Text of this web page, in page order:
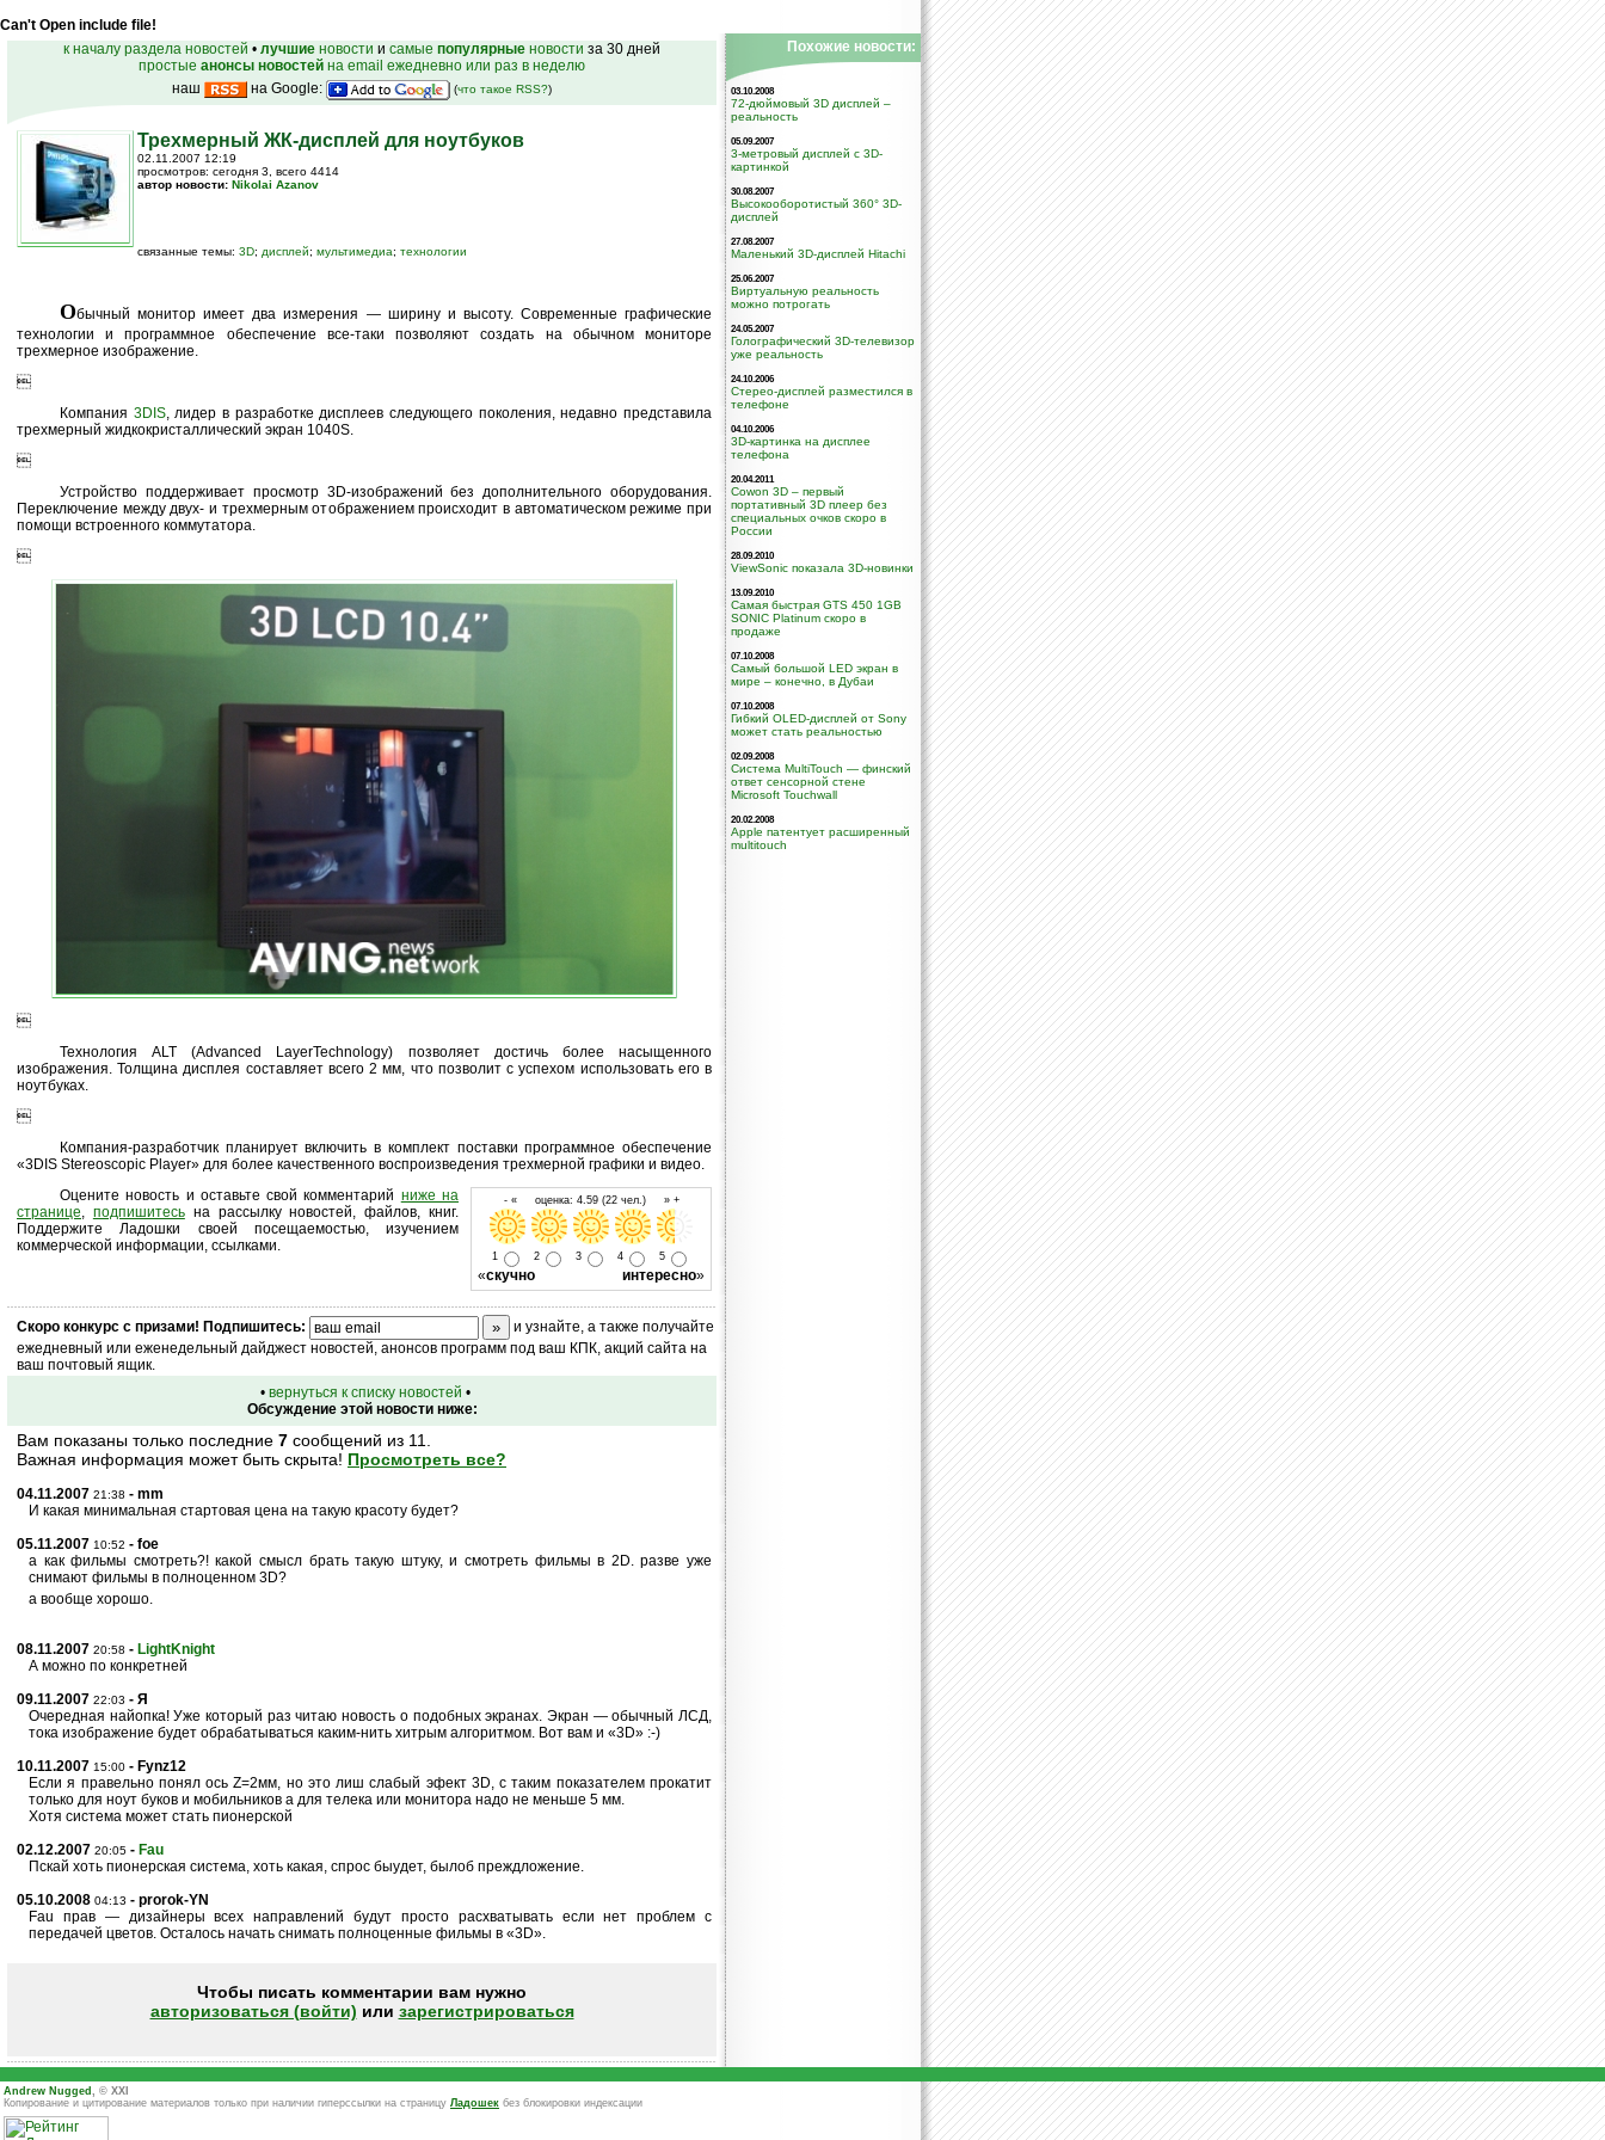
Can't Open include file!
к началу раздела новостей • лучшие новости и самые популярные новости за 30 дней
простые анонсы новостей на email ежедневно или раз в неделю
наш
на Google: (что такое RSS?)
Трехмерный ЖК-дисплей для ноутбуков
02.11.2007 12:19
просмотров: сегодня 3, всего 4414
автор новости: Nikolai Azanov
связанные темы: 3D; дисплей; мультимедиа; технологии
Обычный монитор имеет два измерения — ширину и высоту. Современные графические
технологии и программное обеспечение все-таки позволяют создать на обычном мониторе
трехмерное изображение.

Компания 3DIS, лидер в разработке дисплеев следующего поколения, недавно представила
трехмерный жидкокристаллический экран 1040S.

Устройство поддерживает просмотр 3D-изображений без дополнительного оборудования.
Переключение между двух- и трехмерным отображением происходит в автоматическом режиме при
помощи встроенного коммутатора.


Технология ALT (Advanced LayerTechnology) позволяет достичь более насыщенного
изображения. Толщина дисплея составляет всего 2 мм, что позволит с успехом использовать его в
ноутбуках.

Компания-разработчик планирует включить в комплект поставки программное обеспечение
«3DIS Stereoscopic Player» для более качественного воспроизведения трехмерной графики и видео.
- « оценка: 4.59 (22 чел.) » +
1 2 3 4 5
«скучно интересно»
Оцените новость и оставьте свой комментарий ниже на
странице, подпишитесьна рассылку новостей, файлов, книг.
Поддержите Ладошки своей посещаемостью, изучением
коммерческой информации, ссылками.
Скоро конкурс с призами! Подпишитесь:
и узнайте, а также получайте
ежедневный или еженедельный дайджест новостей, анонсов программ под ваш КПК, акций сайта на
ваш почтовый ящик.
• вернуться к списку новостей •
Обсуждение этой новости ниже:
Вам показаны только последние 7 сообщений из 11.
Важная информация может быть скрыта! Просмотреть все?
04.11.2007 21:38 - mm
И какая минимальная стартовая цена на такую красоту будет?
05.11.2007 10:52 - foe
а как фильмы смотреть?! какой смысл брать такую штуку, и смотреть фильмы в 2D. разве уже
снимают фильмы в полноценном 3D?
а вообще хорошо.
08.11.2007 20:58 - LightKnight
А можно по конкретней
09.11.2007 22:03 - Я
Очередная найопка! Уже который раз читаю новость о подобных экранах. Экран — обычный ЛСД,
тока изображение будет обрабатываться каким-нить хитрым алгоритмом. Вот вам и «3D» :-)
10.11.2007 15:00 - Fynz12
Если я правельно понял ось Z=2мм, но это лиш слабый эфект 3D, с таким показателем прокатит
только для ноут буков и мобильников а для телека или монитора надо не меньше 5 мм.
Хотя система может стать пионерской
02.12.2007 20:05 - Fau
Пскай хоть пионерская система, хоть какая, спрос быудет, былоб преждложение.
05.10.2008 04:13 - prorok-YN
Fau прав — дизайнеры всех направлений будут просто расхватывать если нет проблем с
передачей цветов. Осталось начать снимать полноценные фильмы в «3D».
Чтобы писать комментарии вам нужно
авторизоваться (войти) или зарегистрироваться
Похожие новости:
03.10.2008
72-дюймовый 3D дисплей –
реальность
05.09.2007
3-метровый дисплей c 3D-
картинкой
30.08.2007
Высокооборотистый 360° 3D-
дисплей
27.08.2007
Маленький 3D-дисплей Hitachi
25.06.2007
Виртуальную реальность
можно потрогать
24.05.2007
Голографический 3D-телевизор
уже реальность
24.10.2006
Стерео-дисплей разместился в
телефоне
04.10.2006
3D-картинка на дисплее
телефона
20.04.2011
Cowon 3D – первый
портативный 3D плеер без
специальных очков скоро в
России
28.09.2010
ViewSonic показала 3D-новинки
13.09.2010
Самая быстрая GTS 450 1GB
SONIC Platinum скоро в
продаже
07.10.2008
Самый большой LED экран в
мире – конечно, в Дубаи
07.10.2008
Гибкий OLED-дисплей от Sony
может стать реальностью
02.09.2008
Система MultiTouch — финский
ответ сенсорной стене
Microsoft Touchwall
20.02.2008
Apple патентует расширенный
multitouch
Andrew Nugged , © XXI
Копирование и цитирование материалов только при наличии гиперссылки на страницу Ладошек без блокировки индексации